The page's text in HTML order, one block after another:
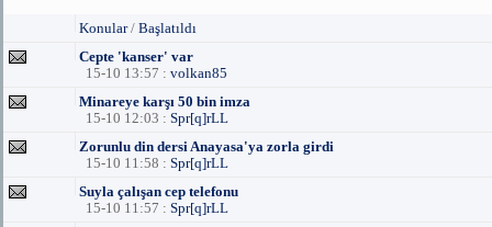
Konular/ Başlatıldı
Cepte 'kanser' var
15-10 13:57 : volkan85
Minareye karşı 50 bin imza
15-10 12:03 : Spr[q]rLL
Zorunlu din dersi Anayasa'ya zorla girdi
15-10 11:58 : Spr[q]rLL
Suyla çalışan cep telefonu
15-10 11:57 : Spr[q]rLL